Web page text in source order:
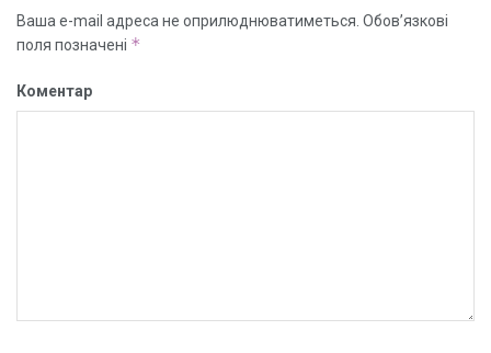
Ваша e-mail адреса не оприлюднюватиметься. Обов’язкові
поля позначені *
Коментар